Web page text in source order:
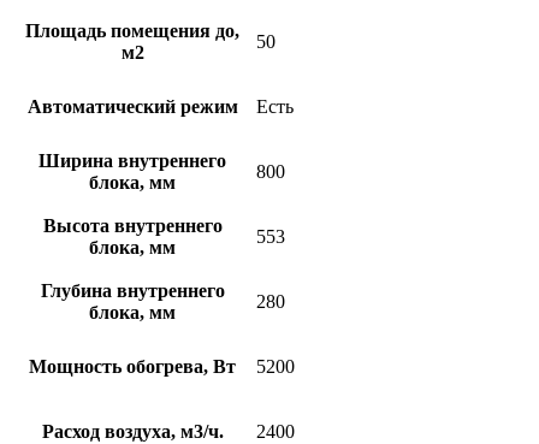
Площадь помещения до,
м2
50
Автоматический режим Есть
Ширина внутреннего
блока, мм
800
Высота внутреннего
блока, мм
553
Глубина внутреннего
блока, мм
280
Мощность обогрева, Вт 5200
Расход воздуха, м3/ч. 2400